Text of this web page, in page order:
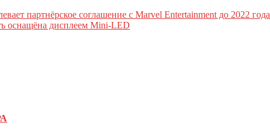
партнёрское соглашение с Marvel Entertainment до 2022 года
оснащёна дисплеем Mini-LED